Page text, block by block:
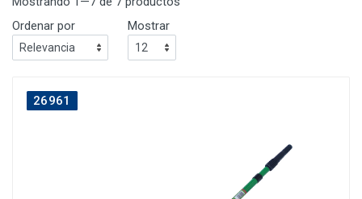
Ordenar por
Mostrar
26961